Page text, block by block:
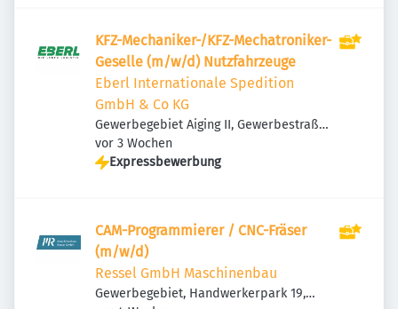
KFZ-Mechaniker-/KFZ-Mechatroniker-
Geselle (m/w/d) Nutzfahrzeuge
Eberl Internationale Spedition
GmbH & Co KG
Gewerbegebiet Aiging II, Gewerbestraße
1, 83365 Nußdorf, Deutschland
Veröffentlicht
vor 3 Wochen
Expressbewerbung
CAM-Programmierer / CNC-Fräser
(m/w/d)
Ressel GmbH Maschinenbau
Gewerbegebiet, Handwerkerpark 19,